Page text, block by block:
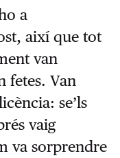
a
així que tot
van
fetes. Van
se’ls
vaig
va sorprendre